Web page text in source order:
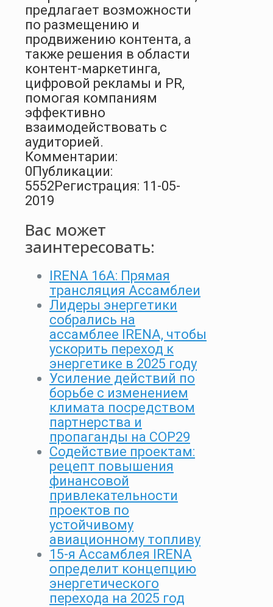
предлагает возможности
по размещению и
продвижению контента, а
также решения в области
контент-маркетинга,
цифровой рекламы и PR,
помогая компаниям
эффективно
взаимодействовать с
аудиторией.
Комментарии:
0Публикации:
5552Регистрация: 11-05-
2019
Вас может
заинтересовать:
IRENA 16A: Прямая
трансляция Ассамблеи
Лидеры энергетики
собрались на
ассамблее IRENA, чтобы
ускорить переход к
энергетике в 2025 году
Усиление действий по
борьбе с изменением
климата посредством
партнерства и
пропаганды на COP29
Содействие проектам:
рецепт повышения
финансовой
привлекательности
проектов по
устойчивому
авиационному топливу
15-я Ассамблея IRENA
определит концепцию
энергетического
перехода на 2025 год